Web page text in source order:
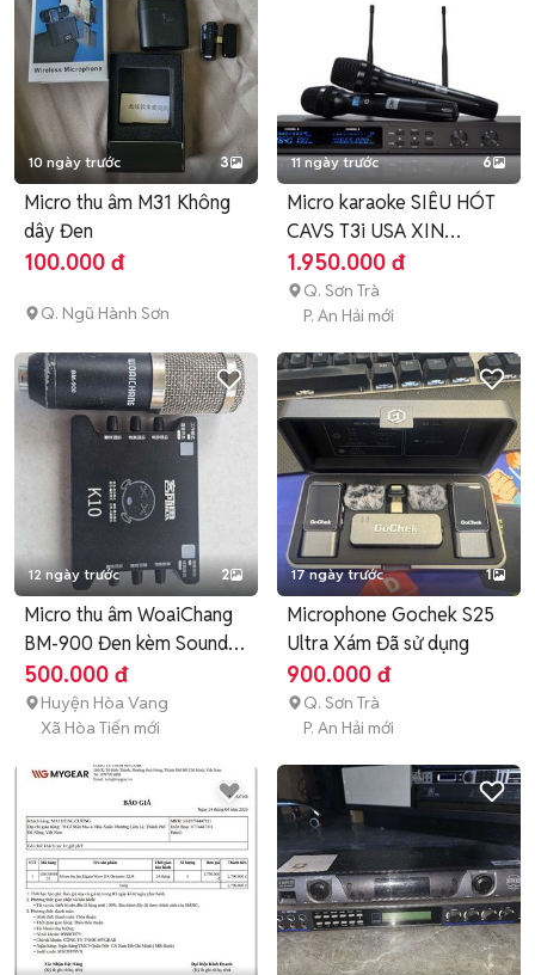
10 ngày trước 3
Micro thu âm M31 Không
dây Đen
100.000 đ
Q. Ngũ Hành Sơn
11 ngày trước 6
Micro karaoke SIÊU HÓT
CAVS T3i USA XIN
CHÍNH HÃNG
1.950.000 đ
Q. Sơn Trà
P. An Hải mới
12 ngày trước 2
Micro thu âm WoaiChang
BM-900 Đen kèm Sound
card
500.000 đ
Huyện Hòa Vang
Xã Hòa Tiến mới
17 ngày trước 1
Microphone Gochek S25
Ultra Xám Đã sử dụng
900.000 đ
Q. Sơn Trà
P. An Hải mới